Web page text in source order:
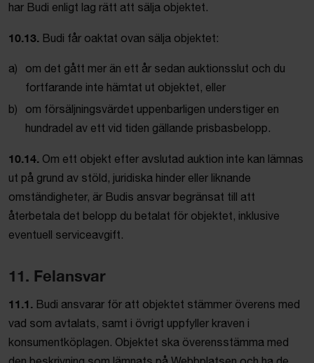
har Budi enligt lag rätt att sälja objektet.
10.13. Budi får oaktat ovan sälja objektet:
om det gått mer än ett år sedan auktionsslut och du
fortfarande inte hämtat ut objektet, eller
om försäljningsvärdet uppenbarligen understiger en
hundradel av ett vid tiden gällande prisbasbelopp.
10.14. Om ett objekt efter avslutad auktion inte kan lämnas
ut på grund av stöld, juridiska hinder eller liknande
omständigheter, är Budis ansvar begränsat till att
återbetala det belopp du betalat för objektet, inklusive
eventuell serviceavgift.
11. Felansvar
11.1. Budi ansvarar för att objektet stämmer överens med
vad som avtalats, samt i övrigt uppfyller kraven i
konsumentköplagen. Objektet ska överensstämma med